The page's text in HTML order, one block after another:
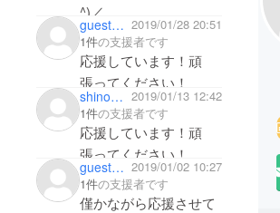
^)／
子供の時にスポーツを
やっててよかったなー
と、改めて思う今日こ
の頃です。。
頑張って下さい！！
guestb52cdd92af 2019/01/28 20:51
1件の支援者です
応援しています！頑
張ってください！
shinomotokouki 2019/01/13 12:42
1件の支援者です
応援しています！頑
張ってください！
guest0c0fa056d9 2019/01/02 10:27
1件の支援者です
僅かながら応援させて